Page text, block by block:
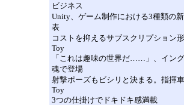
ビジネス
Unity、ゲーム制作における3種類の
表
コストを抑えるサブスクリプション
Toy
「これは趣味の世界だ……」、イン
魂で登場
射撃ポーズもビシリと決まる。指揮
Toy
3つの仕掛けでドキドキ感満載